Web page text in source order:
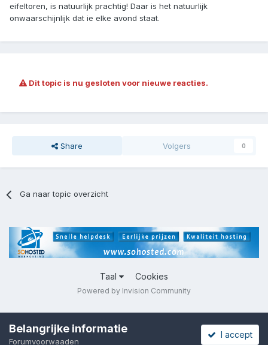
eifeltoren, is natuurlijk prachtig! Daar is het natuurlijk
onwaarschijnlijk dat ie elke avond staat.
Dit topic is nu gesloten voor nieuwe reacties.
Share Volgers 0
Ga naar topic overzicht
Taal Cookies
Powered by Invision Community
Belangrijke informatie
Forumvoorwaaden
I accept